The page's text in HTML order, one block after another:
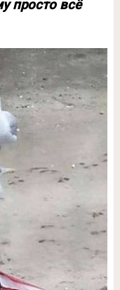
просто всё